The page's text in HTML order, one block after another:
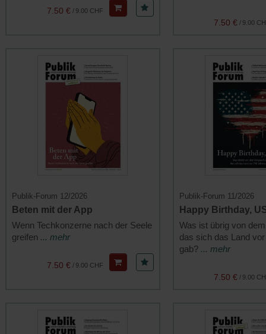
9.00 CHF
/
7.50 €
9.00
/
7.50 €
Publik-Forum 12/2026
Beten mit der App
Wenn Techkonzerne nach der Seele
greifen ... mehr
9.00 CHF
/
7.50 €
Publik-Forum 11/2026
Happy Birthday,
Was ist übrig von
das sich das Land
gab? ... mehr
9.00
/
7.50 €